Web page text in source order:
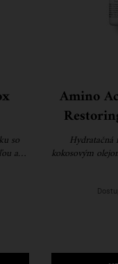
so
a
Amino
Hydratačná
kokosovým